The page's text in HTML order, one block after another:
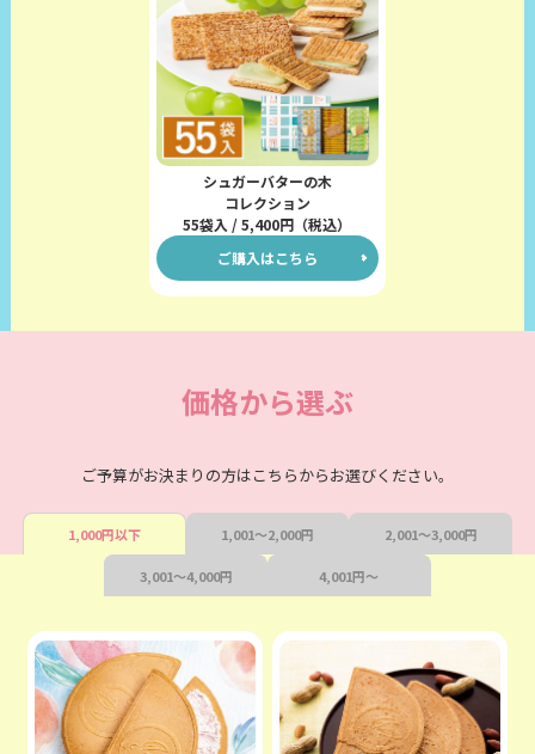
シュガーバターの木
コレクション
55袋入 / 5,400円（税込）
ご購入はこちら
価格から選ぶ
ご予算がお決まりの方はこちらからお選びください。
1,000円以下 1,001～2,000円 2,001～3,000円
3,001～4,000円 4,001円～